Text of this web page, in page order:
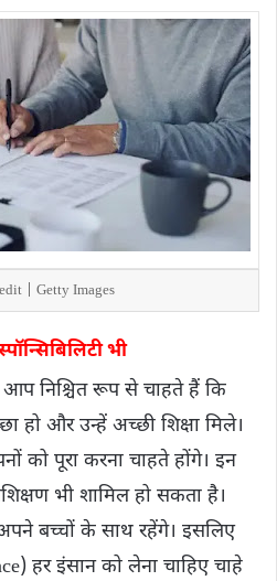
| Getty Images
भी
निश्चित रूप से चाहते हैं कि
हो और उन्हें अच्छी शिक्षा मिले।
को पूरा करना चाहते होंगे। इन
भी शामिल हो सकता है।
बच्चों के साथ रहेंगे। इसलिए
हर इंसान को लेना चाहिए चाहे